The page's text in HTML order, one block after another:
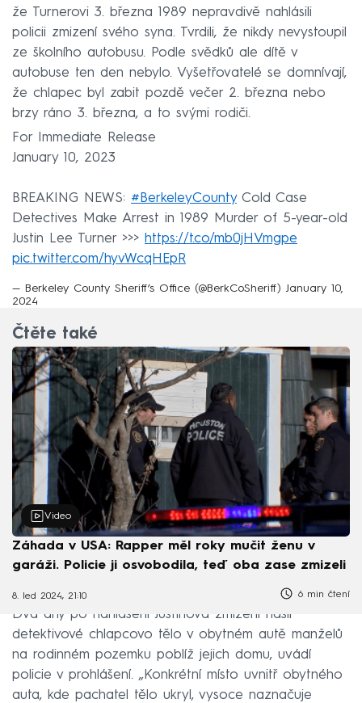
že Turnerovi 3. března 1989 nepravdivě nahlásili
policii zmizení svého syna. Tvrdili, že nikdy nevystoupil
ze školního autobusu. Podle svědků ale dítě v
autobuse ten den nebylo. Vyšetřovatelé se domnívají,
že chlapec byl zabit pozdě večer 2. března nebo
brzy ráno 3. března, a to svými rodiči.
For Immediate Release
January 10, 2023
BREAKING NEWS: #BerkeleyCountyCold Case
Detectives Make Arrest in 1989 Murder of 5-year-old
Justin Lee Turner >>> https://t.co/mb0jHVmgpe
pic.twitter.com/hyvWcqHEpR
— Berkeley County Sheriff’s Office (@BerkCoSheriff) January 10,
2024
Čtěte také
Video
Záhada v USA: Rapper měl roky mučit ženu v
garáži. Policie ji osvobodila, teď oba zase zmizeli
8. led 2024, 21:10 6 min čtení
Dva dny po nahlášení Justinova zmizení našli
detektivové chlapcovo tělo v obytném autě manželů
na rodinném pozemku poblíž jejich domu, uvádí
policie v prohlášení. „Konkrétní místo uvnitř obytného
auta, kde pachatel tělo ukryl, vysoce naznačuje